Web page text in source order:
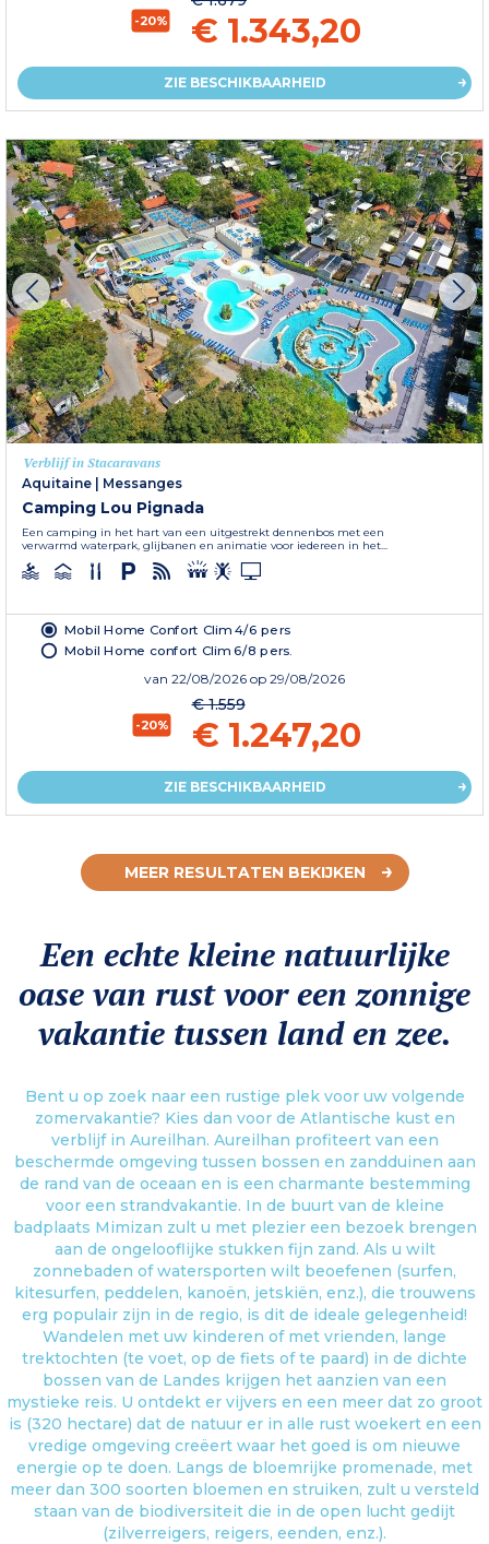
-20% € 1.343,20
ZIE BESCHIKBAARHEID
Verblijf in Stacaravans
Aquitaine | Messanges
Camping Lou Pignada
Een camping in het hart van een uitgestrekt dennenbos met een
verwarmd waterpark, glijbanen en animatie voor iedereen in het...
Mobil Home Confort Clim 4/6 pers
Mobil Home confort Clim 6/8 pers.
van 22/08/2026 op 29/08/2026
-20%
€ 1.559
€ 1.247,20
ZIE BESCHIKBAARHEID
MEER RESULTATEN BEKIJKEN
Een echte kleine natuurlijke
oase van rust voor een zonnige
vakantie tussen land en zee.
Bent u op zoek naar een rustige plek voor uw volgende
zomervakantie? Kies dan voor de Atlantische kust en
verblijf in Aureilhan. Aureilhan profiteert van een
beschermde omgeving tussen bossen en zandduinen aan
de rand van de oceaan en is een charmante bestemming
voor een strandvakantie. In de buurt van de kleine
badplaats Mimizan zult u met plezier een bezoek brengen
aan de ongelooflijke stukken fijn zand. Als u wilt
zonnebaden of watersporten wilt beoefenen (surfen,
kitesurfen, peddelen, kanoën, jetskiën, enz.), die trouwens
erg populair zijn in de regio, is dit de ideale gelegenheid!
Wandelen met uw kinderen of met vrienden, lange
trektochten (te voet, op de fiets of te paard) in de dichte
bossen van de Landes krijgen het aanzien van een
mystieke reis. U ontdekt er vijvers en een meer dat zo groot
is (320 hectare) dat de natuur er in alle rust woekert en een
vredige omgeving creëert waar het goed is om nieuwe
energie op te doen. Langs de bloemrijke promenade, met
meer dan 300 soorten bloemen en struiken, zult u versteld
staan van de biodiversiteit die in de open lucht gedijt
(zilverreigers, reigers, eenden, enz.).